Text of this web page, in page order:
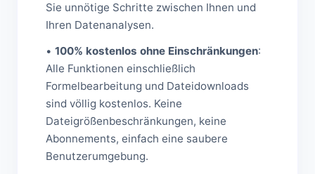
Sie unnötige Schritte zwischen Ihnen und
Ihren Datenanalysen.
• 100% kostenlos ohne Einschränkungen:
Alle Funktionen einschließlich
Formelbearbeitung und Dateidownloads
sind völlig kostenlos. Keine
Dateigrößenbeschränkungen, keine
Abonnements, einfach eine saubere
Benutzerumgebung.